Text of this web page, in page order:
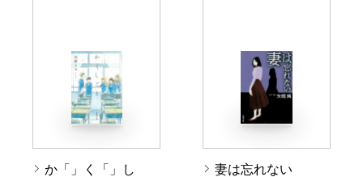
か「」く「」し
妻は忘れない